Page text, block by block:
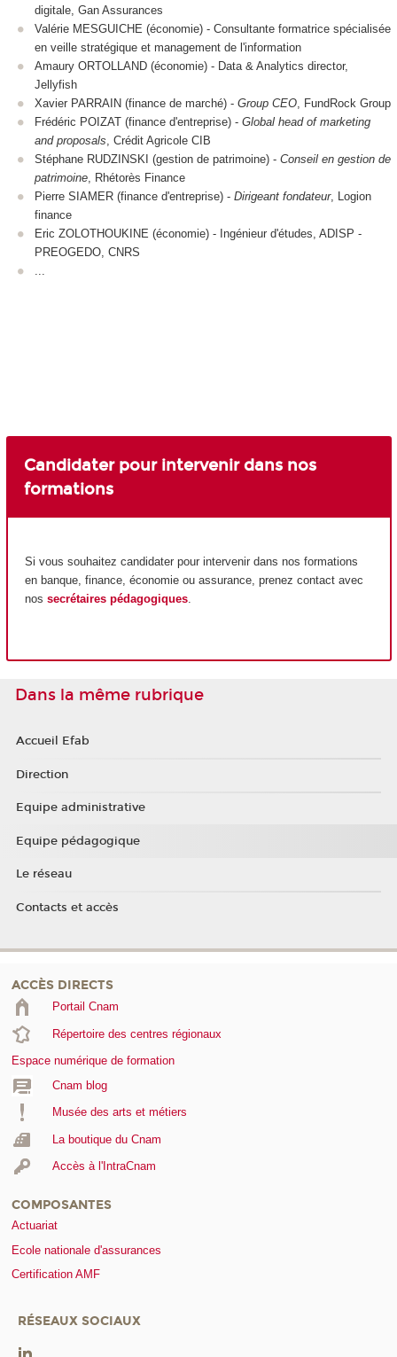
digitale, Gan Assurances
Valérie MESGUICHE (économie) - Consultante formatrice spécialisée
en veille stratégique et management de l'information
Amaury ORTOLLAND (économie) - Data & Analytics director,
Jellyfish
Xavier PARRAIN (finance de marché) - Group CEO, FundRock Group
Frédéric POIZAT (finance d'entreprise) - Global head of marketing
and proposals, Crédit Agricole CIB
Stéphane RUDZINSKI (gestion de patrimoine) - Conseil en gestion de
patrimoine, Rhétorès Finance
Pierre SIAMER (finance d'entreprise) - Dirigeant fondateur, Logion
finance
Eric ZOLOTHOUKINE (économie) - Ingénieur d'études, ADISP -
PREOGEDO, CNRS
...
Candidater pour intervenir dans nos
formations
Si vous souhaitez candidater pour intervenir dans nos formations
en banque, finance, économie ou assurance, prenez contact avec
nos secrétaires pédagogiques
Dans la même rubrique
Accueil Efab
Direction
Equipe administrative
Equipe pédagogique
Le réseau
Contacts et accès
ACCÈS DIRECTS
Portail Cnam
Répertoire des centres régionaux
Espace numérique de formation
Cnam blog
Musée des arts et métiers
La boutique du Cnam
Accès à l'IntraCnam
COMPOSANTES
Actuariat
Ecole nationale d'assurances
Certification AMF
RÉSEAUX SOCIAUX